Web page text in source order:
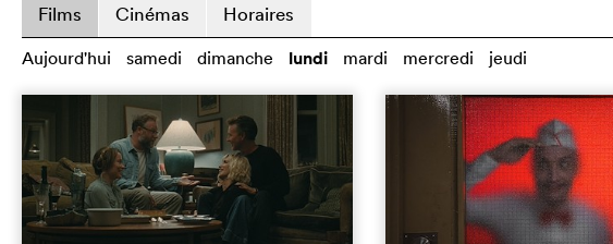
Films Cinémas Horaires
Aujourd'hui samedi dimanche lundi mardi mercredi jeudi